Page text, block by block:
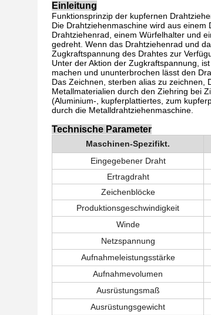
Einleitung
Funktionsprinzip der kupfernen
Die Drahtziehenmaschine wird aus
Drahtziehenrad, einem Würfelhalter und
gedreht. Wenn das Drahtziehenrad und
Zugkraftspannung des Drahtes zur
Unter der Aktion der Zugkraftspannung,
machen und ununterbrochen lässt den
Das Zeichnen, sterben alias zu zeichnen,
Metallmaterialien durch den Ziehring bei
(Aluminium-, kupferplattiertes, zum
durch die Metalldrahtziehenmaschine.
Technische Parameter
Maschinen-Spezifikt.
Eingegebener Draht
Ertragdraht
Zeichenblöcke
Produktionsgeschwindigkeit
Winde
Netzspannung
Aufnahmeleistungsstärke
Aufnahmevolumen
Ausrüstungsmaß
Ausrüstungsgewicht